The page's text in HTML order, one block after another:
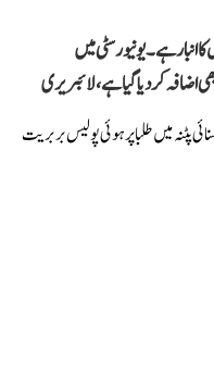
انبار ہے۔ یونیورسٹی میں
اضافہ کر دیا گیا ہے، لائبریری